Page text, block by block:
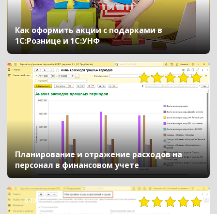
Как оформить акции с подарками в
1С:Рознице и 1С:УНФ
12669
Планирование и отражение расходов на
персонал в финансовом учете
6402